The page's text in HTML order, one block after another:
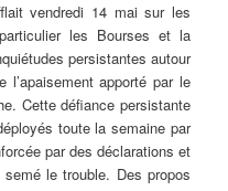
vendredi 14 mai sur les
les Bourses et la
persistantes autour
apporté par le
Cette défiance persistante
toute la semaine par
par des déclarations et
le trouble. Des propos